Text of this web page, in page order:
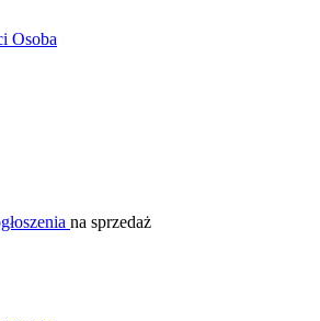
na sprzedaż